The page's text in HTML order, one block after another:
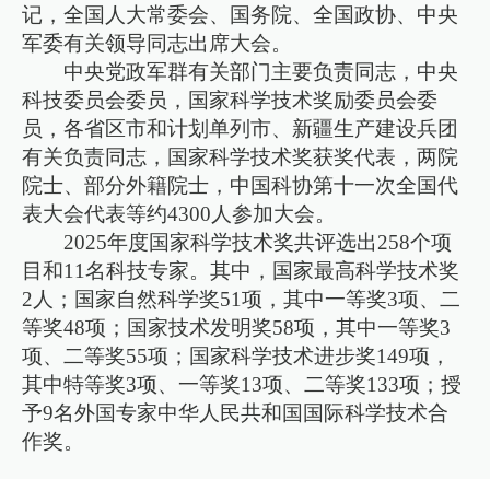
记，全国人大常委会、国务院、全国政协、中央
军委有关领导同志出席大会。
中央党政军群有关部门主要负责同志，中央
科技委员会委员，国家科学技术奖励委员会委
员，各省区市和计划单列市、新疆生产建设兵团
有关负责同志，国家科学技术奖获奖代表，两院
院士、部分外籍院士，中国科协第十一次全国代
表大会代表等约4300人参加大会。
2025年度国家科学技术奖共评选出258个项
目和11名科技专家。其中，国家最高科学技术奖
2人；国家自然科学奖51项，其中一等奖3项、二
等奖48项；国家技术发明奖58项，其中一等奖3
项、二等奖55项；国家科学技术进步奖149项，
其中特等奖3项、一等奖13项、二等奖133项；授
予9名外国专家中华人民共和国国际科学技术合
作奖。